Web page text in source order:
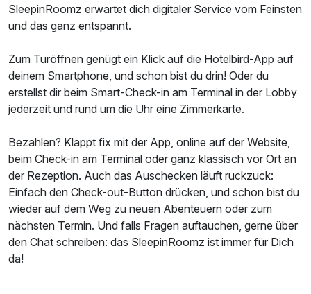
Ausstattung
Zusatznächte
SleepinRoomz erwartet dich digitaler Service vom Feinsten
und das ganz entspannt.
Zum Türöffnen genügt ein Klick auf die Hotelbird-App auf
deinem Smartphone, und schon bist du drin! Oder du
erstellst dir beim Smart-Check-in am Terminal in der Lobby
jederzeit und rund um die Uhr eine Zimmerkarte.
Bezahlen? Klappt fix mit der App, online auf der Website,
beim Check-in am Terminal oder ganz klassisch vor Ort an
der Rezeption. Auch das Auschecken läuft ruckzuck:
Einfach den Check-out-Button drücken, und schon bist du
wieder auf dem Weg zu neuen Abenteuern oder zum
nächsten Termin. Und falls Fragen auftauchen, gerne über
den Chat schreiben: das SleepinRoomz ist immer für Dich
da!